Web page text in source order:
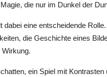
die nur im Dunkel der
dabei eine entscheidende
die Geschichte eines
ein Spiel mit Kontrasten